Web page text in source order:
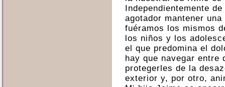
Independientemente
agotador mantener
fuéramos los mismos
los niños y los
el que predomina el
hay que navegar entre
protegerles de la
exterior y, por otro,